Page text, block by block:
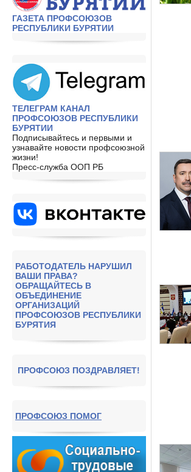
ГАЗЕТА ПРОФСОЮЗОВ
РЕСПУБЛИКИ БУРЯТИИ
ТЕЛЕГРАМ КАНАЛ
ПРОФСОЮЗОВ РЕСПУБЛИКИ
БУРЯТИИ
Подписывайтесь и первыми и
узнавайте новости профсоюзной
жизни!
Пресс-служба ООП РБ
РАБОТОДАТЕЛЬ НАРУШИЛ
ВАШИ ПРАВА?
ОБРАЩАЙТЕСЬ В
ОБЪЕДИНЕНИЕ
ОРГАНИЗАЦИЙ
ПРОФСОЮЗОВ РЕСПУБЛИКИ
БУРЯТИЯ
ПРОФСОЮЗ ПОЗДРАВЛЯЕТ!
ПРОФСОЮЗ ПОМОГ